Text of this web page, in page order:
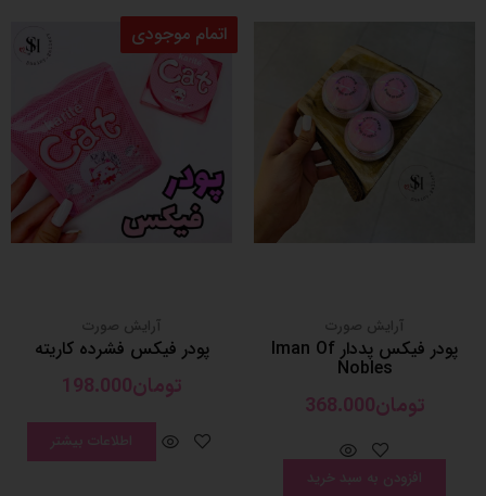
آرایش صورت
پودر فیکس پددار Iman Of
Nobles
تومان368.000
افزودن به سبد خرید
اتمام موجودی
آرایش صورت
پودر فیکس فشرده کاریته
تومان198.000
اطلاعات بیشتر